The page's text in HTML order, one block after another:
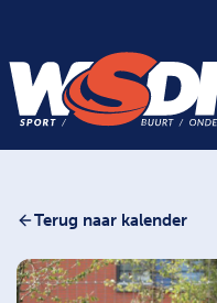
Terug naar kalender